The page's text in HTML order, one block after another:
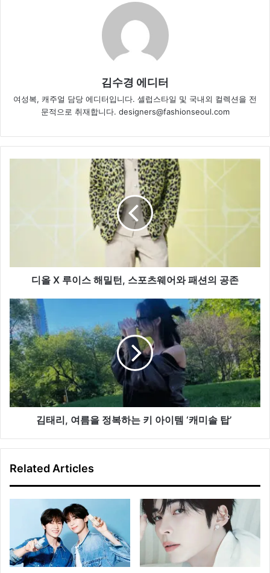
김수경 에디터
여성복, 캐주얼 담당 에디터입니다. 셀럽스타일 및 국내외 컬렉션을 전
문적으로 취재합니다. designers@fashionseoul.com
턴,
츠
웨
어
와
패
션
의
공
존
디올 X 루이스 해밀턴, 스포츠웨어와 패션의 공존
김
태
리,
여
름
을
정
복
하
템
김태리, 여름을 정복하는 키 아이템 ‘캐미솔 탑’
Related Articles